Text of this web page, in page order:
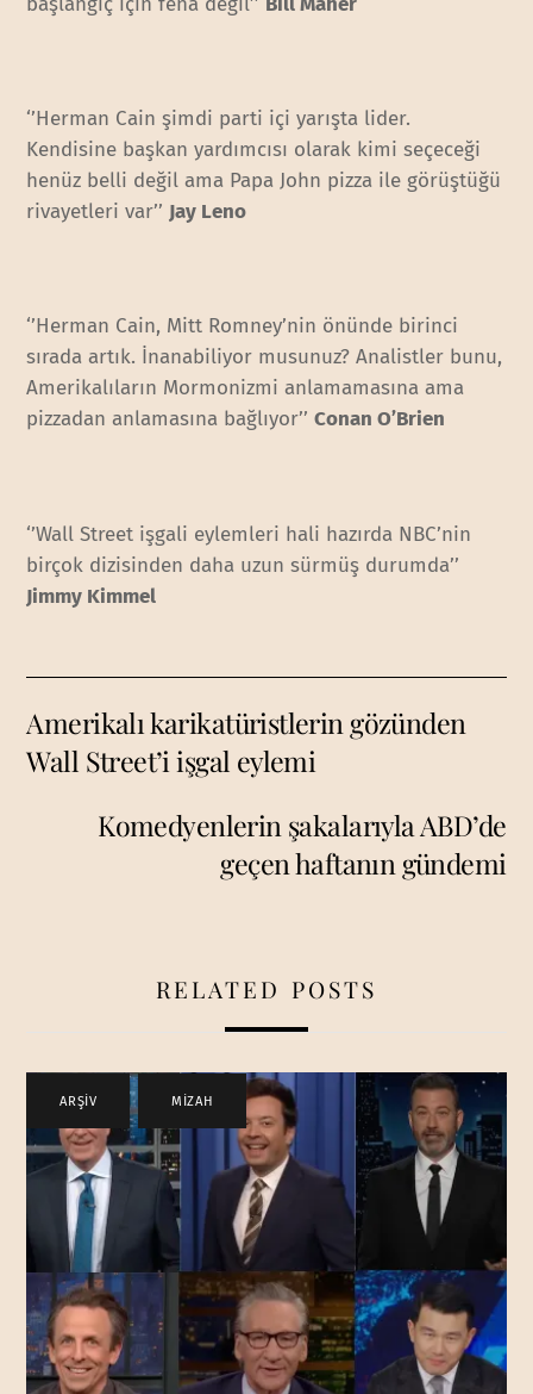
‘’Herman Cain şimdi parti içi yarışta lider.
Kendisine başkan yardımcısı olarak kimi seçeceği
henüz belli değil ama Papa John pizza ile görüştüğü
rivayetleri var’’ Jay Leno
‘’Herman Cain, Mitt Romney’nin önünde birinci
sırada artık. İnanabiliyor musunuz? Analistler bunu,
Amerikalıların Mormonizmi anlamamasına ama
pizzadan anlamasına bağlıyor’’Conan O’Brien
‘’Wall Street işgali eylemleri hali hazırda NBC’nin
birçok dizisinden daha uzun sürmüş durumda’’
Jimmy Kimmel
Amerikalı karikatüristlerin gözünden
Wall Street’i işgal eylemi
Komedyenlerin şakalarıyla ABD’de
geçen haftanın gündemi
RELATED POSTS
ARŞİV , MİZAH